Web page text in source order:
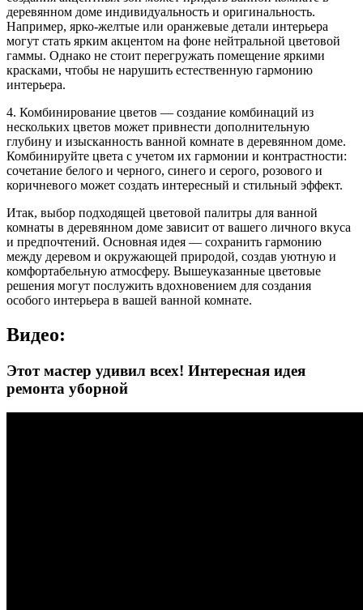
деревянном доме индивидуальность и оригинальность.
Например, ярко-желтые или оранжевые детали интерьера
могут стать ярким акцентом на фоне нейтральной цветовой
гаммы. Однако не стоит перегружать помещение яркими
красками, чтобы не нарушить естественную гармонию
интерьера.
4. Комбинирование цветов — создание комбинаций из
нескольких цветов может привнести дополнительную
глубину и изысканность ванной комнате в деревянном доме.
Комбинируйте цвета с учетом их гармонии и контрастности:
сочетание белого и черного, синего и серого, розового и
коричневого может создать интересный и стильный эффект.
Итак, выбор подходящей цветовой палитры для ванной
комнаты в деревянном доме зависит от вашего личного вкуса
и предпочтений. Основная идея — сохранить гармонию
между деревом и окружающей природой, создав уютную и
комфортабельную атмосферу. Вышеуказанные цветовые
решения могут послужить вдохновением для создания
особого интерьера в вашей ванной комнате.
Видео:
Этот мастер удивил всех! Интересная идея
ремонта уборной